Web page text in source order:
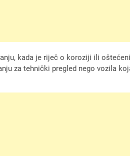
kada je riječ o koroziji ili
za tehnički pregled nego vozila